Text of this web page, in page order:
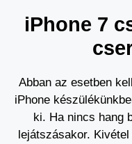
iPhone 7
Abban az esetben
iPhone
ki. Ha nincs hang
lejátszásakor.